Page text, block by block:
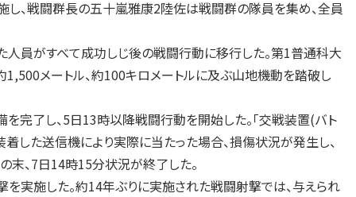
、戦闘群長の五十嵐雅康2陸佐は戦闘群の隊員を集め、全員
員がすべて成功しじ後の戦闘行動に移行した。第1普通科大
メートル、約100キロメートルに及ぶ山地機動を踏破し
了し、5日13時以降戦闘行動を開始した。「交戦装置(バト
した送信機により実際に当たった場合、損傷状況が発生し、
、7日14時15分状況が終了した。
施した。約14年ぶりに実施された戦闘射撃では、与えられ